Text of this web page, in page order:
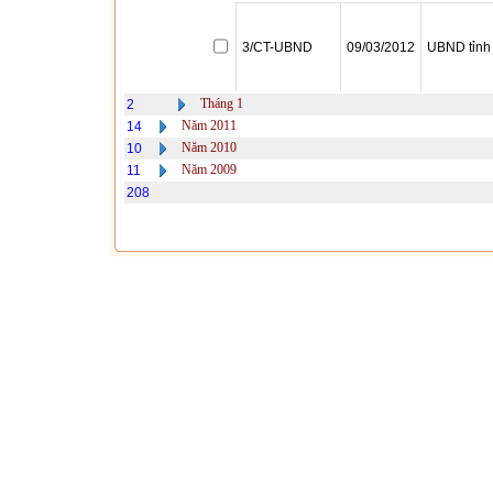
3/CT-UBND 09/03/2012 UBND tỉnh
2
Tháng 1
14
Năm 2011
10
Năm 2010
11
Năm 2009
208